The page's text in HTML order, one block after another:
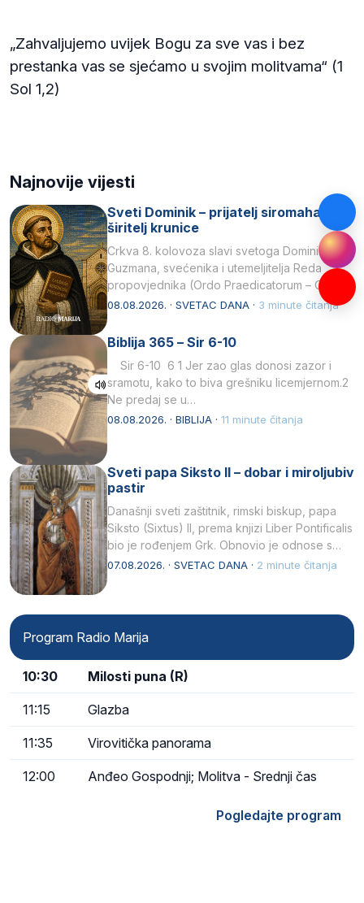
„Zahvaljujemo uvijek Bogu za sve vas i bez
prestanka vas se sjećamo u svojim molitvama“ (1
Sol 1,2)
Najnovije vijesti
Sveti Dominik – prijatelj siromaha i
širitelj krunice
Crkva 8. kolovoza slavi svetoga Dominika
Guzmana, svećenika i utemeljitelja Reda
propovjednika (Ordo Praedicatorum – OP).
Svojim životom, dubokom ljubavlju prema
08.08.2026. · SVETAC DANA · 3 minute čitanja
Biblija 365 – Sir 6-10
Sir 6-10 6 1 Jer zao glas donosi zazor i
sramotu, kako to biva grešniku licemjernom.2
Ne predaj se u…
08.08.2026. · BIBLIJA · 11 minute čitanja
Sveti papa Siksto II – dobar i miroljubiv
pastir
Današnji sveti zaštitnik, rimski biskup, papa
Siksto (Sixtus) II, prema knjizi Liber Pontificalis
bio je rođenjem Grk. Obnovio je odnose s
afričkim…
07.08.2026. · SVETAC DANA · 2 minute čitanja
Program Radio Marija
10:30 Milosti puna (R)
11:15 Glazba
11:35 Virovitička panorama
12:00 Anđeo Gospodnji; Molitva - Srednji čas
Pogledajte program